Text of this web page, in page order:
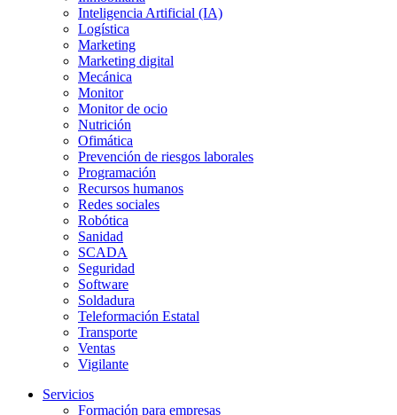
Inteligencia Artificial (IA)
Logística
Marketing
Marketing digital
Mecánica
Monitor
Monitor de ocio
Nutrición
Ofimática
Prevención de riesgos laborales
Programación
Recursos humanos
Redes sociales
Robótica
Sanidad
SCADA
Seguridad
Software
Soldadura
Teleformación Estatal
Transporte
Ventas
Vigilante
Servicios
Formación para empresas